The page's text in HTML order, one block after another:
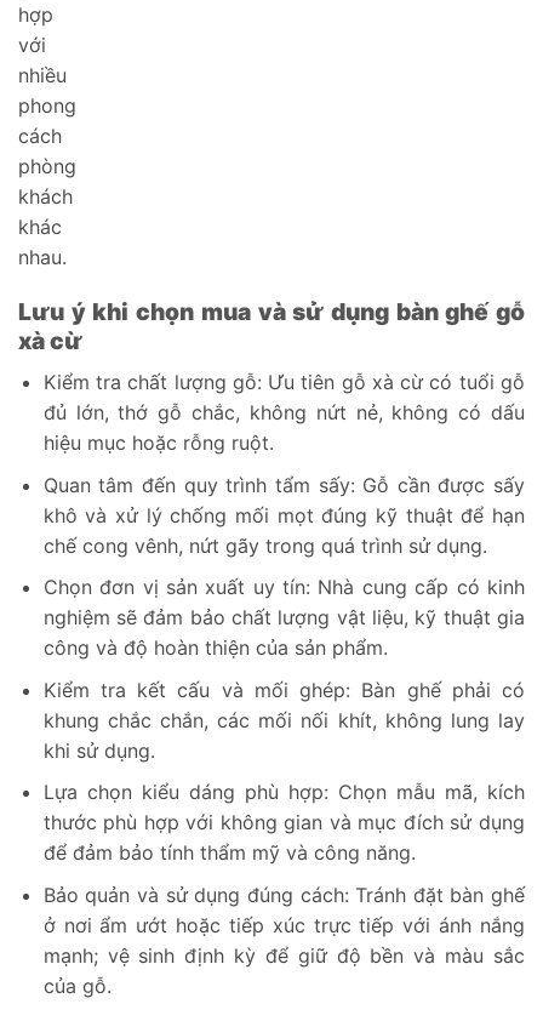
hợp
với
nhiều
phong
cách
phòng
khách
khác
nhau.
Lưu ý khi chọn mua và sử dụng bàn ghế gỗ
xà cừ
Kiểm tra chất lượng gỗ: Ưu tiên gỗ xà cừ có tuổi gỗ
đủ lớn, thớ gỗ chắc, không nứt nẻ, không có dấu
hiệu mục hoặc rỗng ruột.
Quan tâm đến quy trình tẩm sấy: Gỗ cần được sấy
khô và xử lý chống mối mọt đúng kỹ thuật để hạn
chế cong vênh, nứt gãy trong quá trình sử dụng.
Chọn đơn vị sản xuất uy tín: Nhà cung cấp có kinh
nghiệm sẽ đảm bảo chất lượng vật liệu, kỹ thuật gia
công và độ hoàn thiện của sản phẩm.
Kiểm tra kết cấu và mối ghép: Bàn ghế phải có
khung chắc chắn, các mối nối khít, không lung lay
khi sử dụng.
Lựa chọn kiểu dáng phù hợp: Chọn mẫu mã, kích
thước phù hợp với không gian và mục đích sử dụng
để đảm bảo tính thẩm mỹ và công năng.
Bảo quản và sử dụng đúng cách: Tránh đặt bàn ghế
ở nơi ẩm ướt hoặc tiếp xúc trực tiếp với ánh nắng
mạnh; vệ sinh định kỳ để giữ độ bền và màu sắc
của gỗ.